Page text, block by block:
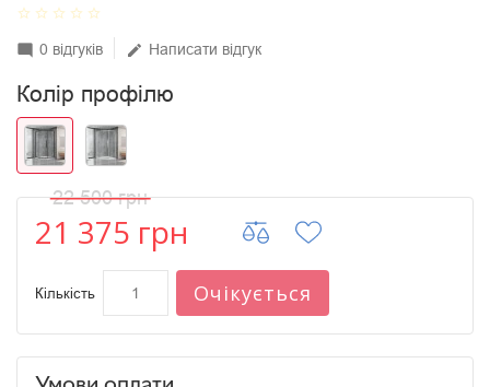
star_border star_border star_border star_border star_border
mode_comment 0 відгуків edit Написати відгук
Колір профілю
22 500 грн
21 375 грн
Кількість Очікується